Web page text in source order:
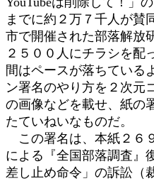
までに約２万７千人が賛
市で開催された部落解放
２５００人にチラシを配
間はペースが落ちている
ン署名のやり方を２次元
の画像などを載せ、紙の
たていねいなものだ。
この署名は、本紙２６
による『全国部落調査
差し止め命令」の訴訟（